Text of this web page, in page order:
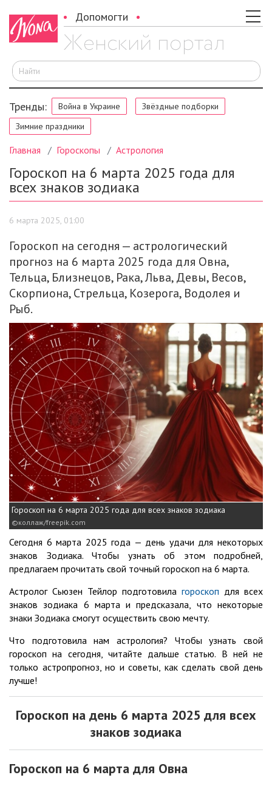
Допомогти
Тренды: Война в Украине
Звёздные подборки
Зимние праздники
Главная Гороскопы Астрология
Гороскоп на 6 марта 2025 года для
всех знаков зодиака
6 марта 2025, 01:00
Гороскоп на сегодня — астрологический
прогноз на 6 марта 2025 года для Овна,
Тельца, Близнецов, Рака, Льва, Девы, Весов,
Скорпиона, Стрельца, Козерога, Водолея и
Рыб.
Гороскоп на 6 марта 2025 года для всех знаков зодиака
коллаж/freepik.com
Сегодня 6 марта 2025 года — день удачи для некоторых
знаков Зодиака. Чтобы узнать об этом подробней,
предлагаем прочитать свой точный гороскоп на 6 марта.
Астролог Сьюзен Тейлор подготовила гороскоп для всех
знаков зодиака 6 марта и предсказала, что некоторые
знаки Зодиака смогут осуществить свою мечту.
Что подготовила нам астрология? Чтобы узнать свой
гороскоп на сегодня, читайте дальше статью. В ней не
только астропрогноз, но и советы, как сделать свой день
лучше!
Гороскоп на день 6 марта 2025 для всех
знаков зодиака
Гороскоп на 6 марта для Овна